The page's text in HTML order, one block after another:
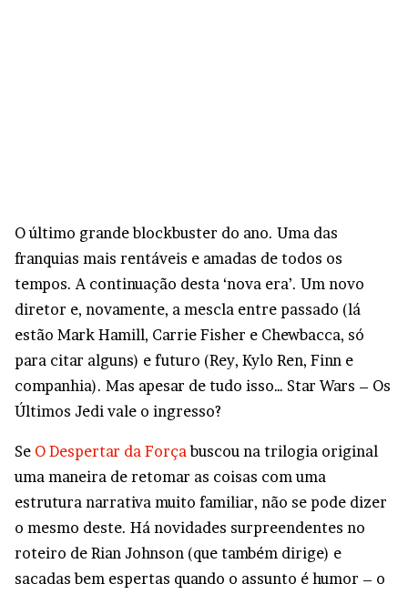
O último grande blockbuster do ano. Uma das
franquias mais rentáveis e amadas de todos os
tempos. A continuação desta ‘nova era’. Um novo
diretor e, novamente, a mescla entre passado (lá
estão Mark Hamill, Carrie Fisher e Chewbacca, só
para citar alguns) e futuro (Rey, Kylo Ren, Finn e
companhia). Mas apesar de tudo isso… Star Wars – Os
Últimos Jedi vale o ingresso?
Se O Despertar da Forçabuscou na trilogia original
uma maneira de retomar as coisas com uma
estrutura narrativa muito familiar, não se pode dizer
o mesmo deste. Há novidades surpreendentes no
roteiro de Rian Johnson (que também dirige) e
sacadas bem espertas quando o assunto é humor – o